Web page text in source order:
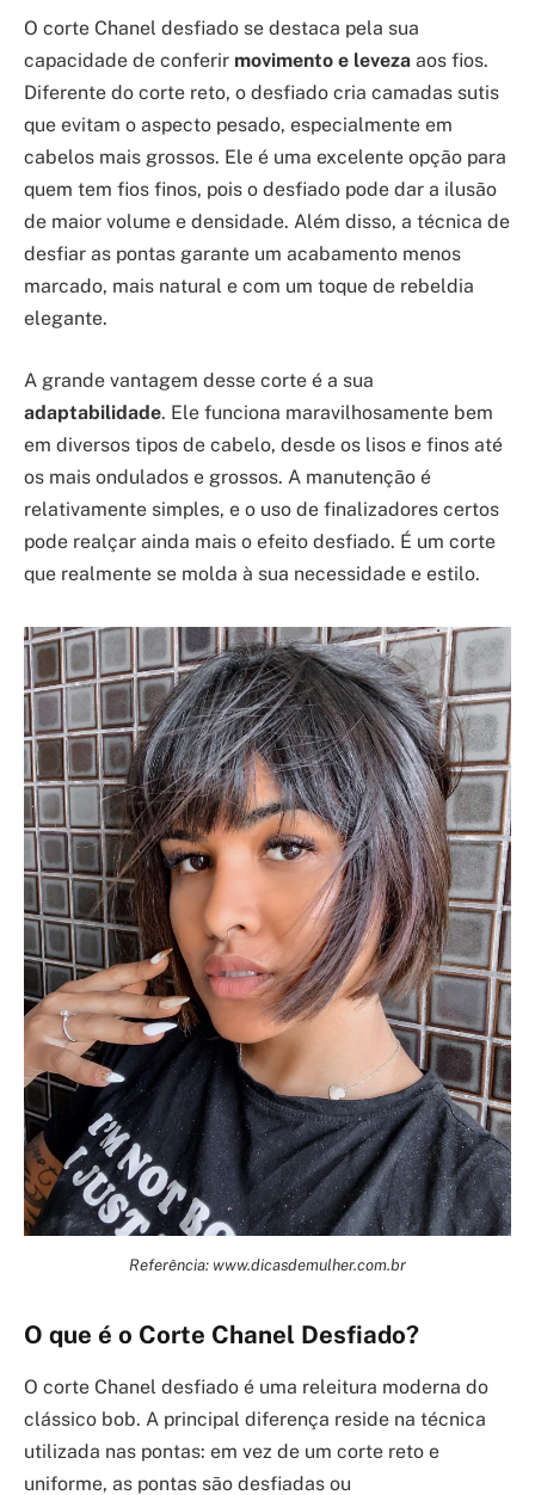
O corte Chanel desfiado se destaca pela sua
capacidade de conferir movimento e leveza aos fios.
Diferente do corte reto, o desfiado cria camadas sutis
que evitam o aspecto pesado, especialmente em
cabelos mais grossos. Ele é uma excelente opção para
quem tem fios finos, pois o desfiado pode dar a ilusão
de maior volume e densidade. Além disso, a técnica de
desfiar as pontas garante um acabamento menos
marcado, mais natural e com um toque de rebeldia
elegante.
A grande vantagem desse corte é a sua
adaptabilidade. Ele funciona maravilhosamente bem
em diversos tipos de cabelo, desde os lisos e finos até
os mais ondulados e grossos. A manutenção é
relativamente simples, e o uso de finalizadores certos
pode realçar ainda mais o efeito desfiado. É um corte
que realmente se molda à sua necessidade e estilo.
Referência: www.dicasdemulher.com.br
O que é o Corte Chanel Desfiado?
O corte Chanel desfiado é uma releitura moderna do
clássico bob. A principal diferença reside na técnica
utilizada nas pontas: em vez de um corte reto e
uniforme, as pontas são desfiadas ou